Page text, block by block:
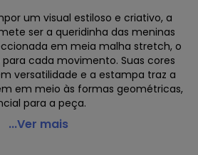
um visual estiloso e criativo, a
ser a queridinha das meninas
em meia malha stretch, o
cada movimento. Suas cores
versatilidade e a estampa traz a
em meio às formas geométricas,
para a peça.
Curta Infantil Feminina
...Ver mais